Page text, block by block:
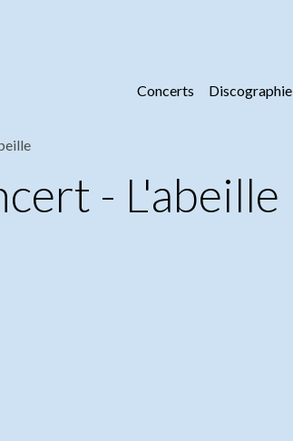
Concerts Discographie
- L'abeille